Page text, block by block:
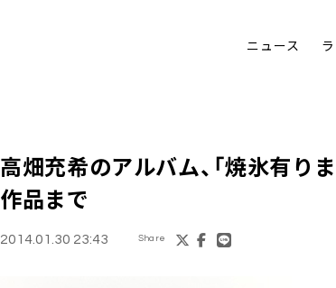
ニュース
高畑充希のアルバム、「焼氷有り
作品まで
2014.01.30 23:43 Share